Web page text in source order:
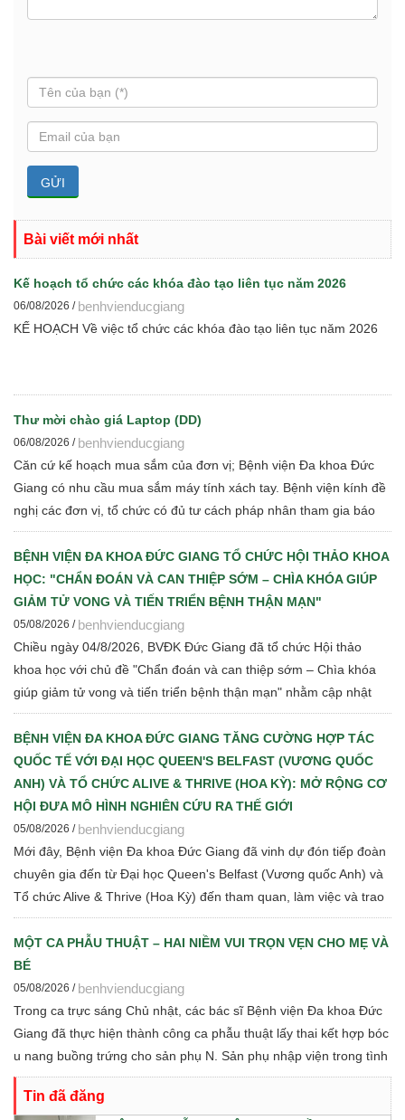
Bài viết mới nhất
Kế hoạch tổ chức các khóa đào tạo liên tục năm 2026
06/08/2026 / benhvienducgiang
KẾ HOẠCH Về việc tổ chức các khóa đào tạo liên tục năm 2026
Thư mời chào giá Laptop (DD)
06/08/2026 / benhvienducgiang
Căn cứ kế hoạch mua sắm của đơn vị; Bệnh viện Đa khoa Đức
Giang có nhu cầu mua sắm máy tính xách tay. Bệnh viện kính đề
nghị các đơn vị, tổ chức có đủ tư cách pháp nhân tham gia báo
giá cạnh tranh để Bệnh viện thực hiện các bước đấu thầu theo
quy định hiện hành
BỆNH VIỆN ĐA KHOA ĐỨC GIANG TỔ CHỨC HỘI THẢO KHOA
HỌC: "CHẨN ĐOÁN VÀ CAN THIỆP SỚM – CHÌA KHÓA GIÚP
GIẢM TỬ VONG VÀ TIẾN TRIỂN BỆNH THẬN MẠN"
05/08/2026 / benhvienducgiang
Chiều ngày 04/8/2026, BVĐK Đức Giang đã tổ chức Hội thảo
khoa học với chủ đề "Chẩn đoán và can thiệp sớm – Chìa khóa
giúp giảm tử vong và tiến triển bệnh thận mạn" nhằm cập nhật
những tiến bộ mới trong chẩn đoán, điều trị và quản lý bệnh thận
mạn cho đội ngũ cán bộ y tế.
BỆNH VIỆN ĐA KHOA ĐỨC GIANG TĂNG CƯỜNG HỢP TÁC
QUỐC TẾ VỚI ĐẠI HỌC QUEEN'S BELFAST (VƯƠNG QUỐC
ANH) VÀ TỔ CHỨC ALIVE & THRIVE (HOA KỲ): MỞ RỘNG CƠ
HỘI ĐƯA MÔ HÌNH NGHIÊN CỨU RA THẾ GIỚI
05/08/2026 / benhvienducgiang
Mới đây, Bệnh viện Đa khoa Đức Giang đã vinh dự đón tiếp đoàn
chuyên gia đến từ Đại học Queen's Belfast (Vương quốc Anh) và
Tổ chức Alive & Thrive (Hoa Kỳ) đến tham quan, làm việc và trao
đổi chuyên môn về dinh dưỡng bà mẹ - trẻ em, phát triển Ngân
hàng sữa mẹ, vi sinh, phân tích y sinh, đồng thời thảo luận các
định hướng hợp tác nghiên cứu khoa học và chuyển giao tri thức
trong thời gian tới.
MỘT CA PHẪU THUẬT – HAI NIỀM VUI TRỌN VẸN CHO MẸ VÀ
BÉ
05/08/2026 / benhvienducgiang
Trong ca trực sáng Chủ nhật, các bác sĩ Bệnh viện Đa khoa Đức
Giang đã thực hiện thành công ca phẫu thuật lấy thai kết hợp bóc
u nang buồng trứng cho sản phụ N. Sản phụ nhập viện trong tình
trạng chuyển dạ con so, ngôi ngược, kèm theo khối u nang buồng
trứng phải. Trước những yếu tố nguy cơ, ê-kíp Khoa Sản và Khoa
Tin đã đăng